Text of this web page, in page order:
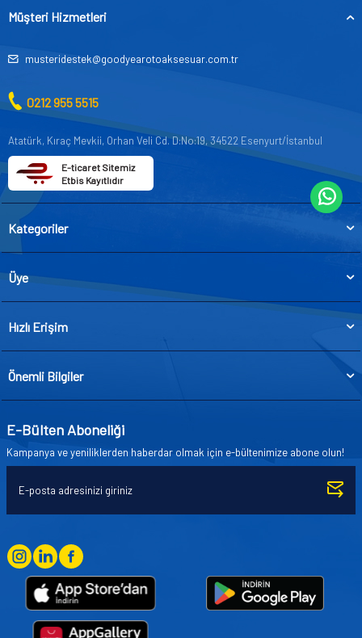
Müşteri Hizmetleri
musteridestek@goodyearotoaksesuar.com.tr
0212 955 5515
Atatürk, Kıraç Mevkii, Orhan Veli Cd. D:No:19, 34522 Esenyurt/İstanbul
E-ticaret Sitemiz
Etbis Kayıtlıdır
Kategoriler
Üye
Hızlı Erişim
Önemli Bilgiler
E-Bülten Aboneliği
Kampanya ve yeniliklerden haberdar olmak için e-bültenimize abone olun!